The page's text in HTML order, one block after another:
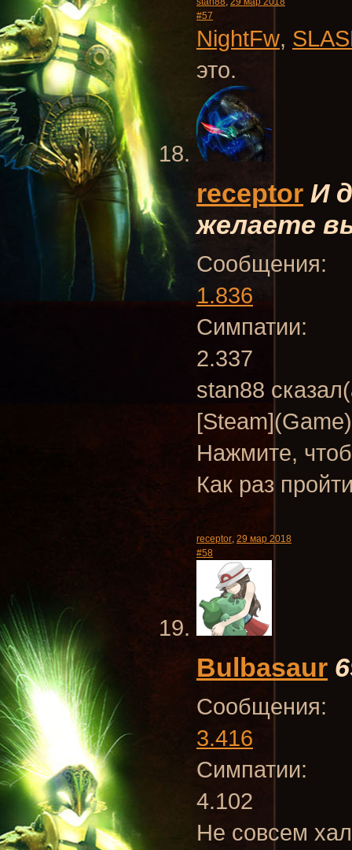
#57
NightFw,
это.
receptor И
желаете
Сообщения:
1.836
Симпатии:
2.337
stan88
Нажмите,
Как раз
receptor, 29 мар 2018
#58
Bulbasaur
Сообщения:
3.416
Симпатии:
4.102
Не совсем